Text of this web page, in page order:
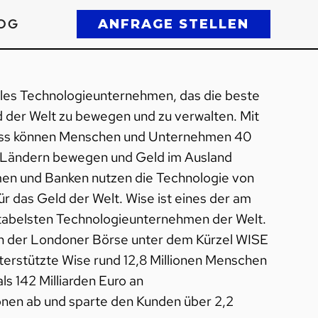
ANFRAGE STELLEN
Technologieunternehmen, das die beste
Welt zu bewegen und zu verwalten. Mit
können Menschen und Unternehmen 40
bewegen und Geld im Ausland
und Banken nutzen die Technologie von
das Geld der Welt. Wise ist eines der am
Technologieunternehmen der Welt.
der Londoner Börse unter dem Kürzel WISE
Wise rund 12,8 Millionen Menschen
142 Milliarden Euro an
ab und sparte den Kunden über 2,2